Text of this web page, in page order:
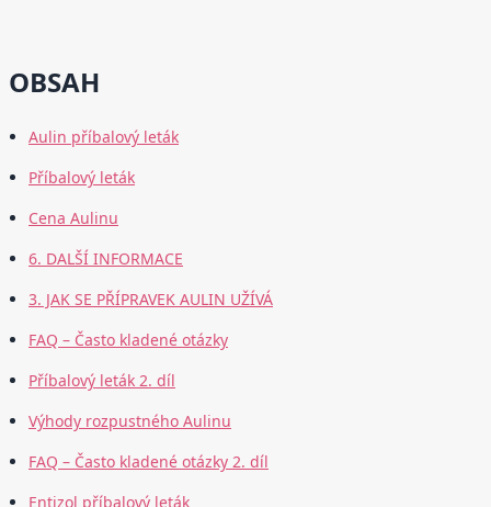
OBSAH
Aulin příbalový leták
Příbalový leták
Cena Aulinu
6. DALŠÍ INFORMACE
3. JAK SE PŘÍPRAVEK AULIN UŽÍVÁ
FAQ – Často kladené otázky
Příbalový leták 2. díl
Výhody rozpustného Aulinu
FAQ – Často kladené otázky 2. díl
Entizol příbalový leták